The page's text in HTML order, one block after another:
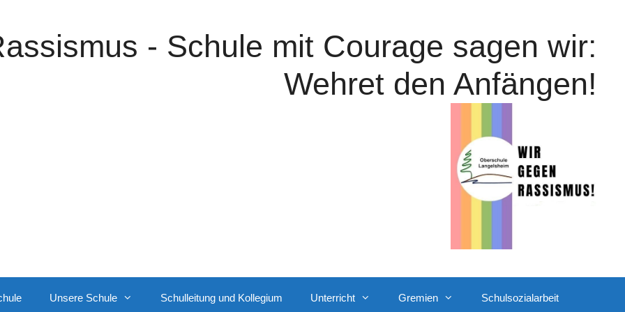
- Schule mit Courage sagen wir:
Wehret den Anfängen!
Unsere Schule Schulleitung und Kollegium Unterricht Gremien Schulsozialarbeit